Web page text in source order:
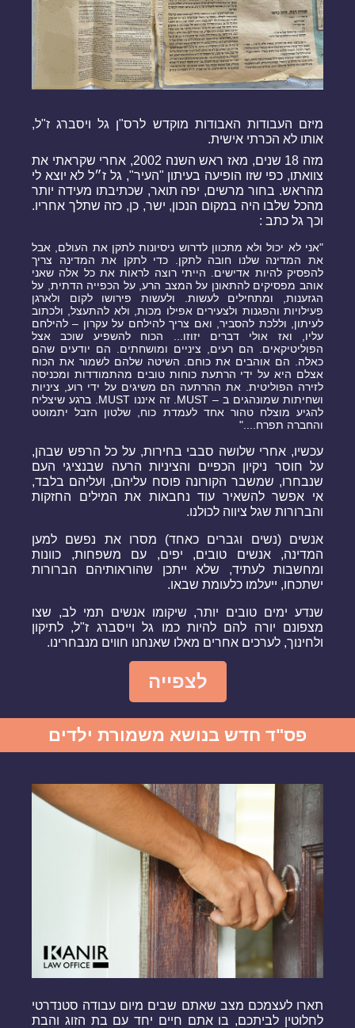
מיזם העבודות האבודות מוקדש לרס"ן גל ויסברג ז"ל,
אותו לא הכרתי אישית.
מזה 18 שנים, מאז ראש השנה 2002, אחרי שקראתי את
צוואתו, כפי שזו הופיעה בעיתון "העיר", גל ז״ל לא יוצא לי
מהראש. בחור מרשים, יפה תואר, שכתיבתו מעידה יותר
מהכל שלבו היה במקום הנכון, ישר, כן, כזה שתלך אחריו.
וכך גל כתב :
"אני לא יכול ולא מתכוון לדרוש ניסיונות לתקן את העולם, אבל
את המדינה שלנו חובה לתקן. כדי לתקן את המדינה צריך
להפסיק להיות אדישים. הייתי רוצה לראות את כל אלה שאני
אוהב מפסיקים להתאונן על המצב הרע, על הכפייה הדתית, על
הגזענות, ומתחילים לעשות. ולעשות פירושו לקום ולארגן
פעילויות והפגנות ולצעירים אפילו מכות, ולא להתעצל, ולכתוב
לעיתון, וללכת להסביר, ואם צריך להילחם על עקרון – להילחם
עליו, ואז אולי דברים יזוזו... הכוח להשפיע שוכב אצל
הפוליטיקאים. הם רעים, ציניים ומושחתים. הם יודעים שהם
כאלה. הם אוהבים את כוחם. השיטה שלהם לשמור את הכוח
אצלם היא על ידי הרתעת כוחות טובים מהתמודדות ומכניסה
לזירה הפוליטית. את ההרתעה הם משיגים על ידי רוע, ציניות
ושחיתות שמונהגים ב – MUST. זה איננו MUST. ברגע שיצליח
להגיע מוצלח טהור אחד לעמדת כוח, שלטון הזבל יתמוטט
והחברה תפרח...."
עכשיו, אחרי שלושה סבבי בחירות, על כל הרפש שבהן,
על חוסר ניקיון הכפיים והציניות הרעה שבנציגי העם
שנבחרו, שמשבר הקורונה פוסח עליהם, ועליהם בלבד,
אי אפשר להשאיר עוד נחבאות את המילים החזקות
והברורות שגל ציווה לכולנו.
אנשים (נשים וגברים כאחד) מסרו את נפשם למען
המדינה, אנשים טובים, יפים, עם משפחות, כוונות
ומחשבות לעתיד, שלא ייתכן שהוראותיהם הברורות
ישתכחו, ייעלמו כלעומת שבאו.
שנדע ימים טובים יותר, שיקומו אנשים תמי לב, שצו
מצפונם יורה להם להיות כמו גל וייסברג ז"ל, לתיקון
ולחינוך, לערכים אחרים מאלו שאנחנו חווים מנבחרינו.
לצפייה
פס"ד חדש בנושא משמורת ילדים
תארו לעצמכם מצב שאתם שבים מיום עבודה סטנדרטי
לחלוטין לביתכם, בו אתם חיים יחד עם בת הזוג והבת